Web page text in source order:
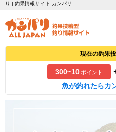
り | 釣果情報サイト カンパリ
現在の釣果
300~10ポイント
魚が釣れたらカ